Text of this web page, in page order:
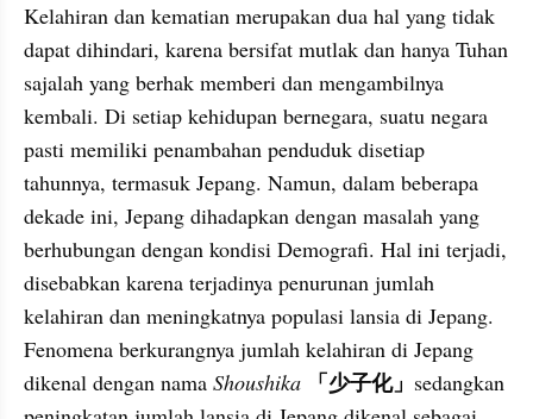
Kelahiran dan kematian merupakan dua hal yang tidak
dapat dihindari, karena bersifat mutlak dan hanya Tuhan
sajalah yang berhak memberi dan mengambilnya
kembali. Di setiap kehidupan bernegara, suatu negara
pasti memiliki penambahan penduduk disetiap
tahunnya, termasuk Jepang. Namun, dalam beberapa
dekade ini, Jepang dihadapkan dengan masalah yang
berhubungan dengan kondisi Demografi. Hal ini terjadi,
disebabkan karena terjadinya penurunan jumlah
kelahiran dan meningkatnya populasi lansia di Jepang.
Fenomena berkurangnya jumlah kelahiran di Jepang
dikenal dengan nama Shoushika 「少子化」 sedangkan